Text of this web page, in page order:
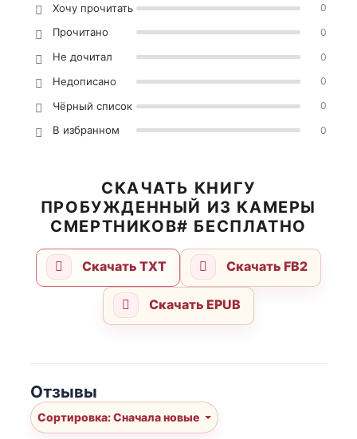
Хочу прочитать 0
Прочитано 0
Не дочитал 0
Недописано 0
Чёрный список 0
В избранном 0
СКАЧАТЬ КНИГУ
ПРОБУЖДЕННЫЙ ИЗ КАМЕРЫ
СМЕРТНИКОВ# БЕСПЛАТНО
Скачать TXT Скачать FB2
Скачать EPUB
Отзывы
Сортировка: Сначала новые